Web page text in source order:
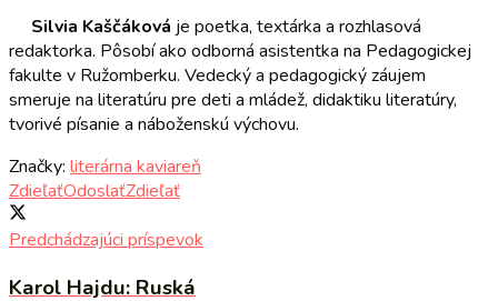
Silvia Kaščáková je poetka, textárka a rozhlasová
redaktorka. Pôsobí ako odborná asistentka na Pedagogickej
fakulte v Ružomberku. Vedecký a pedagogický záujem
smeruje na literatúru pre deti a mládež, didaktiku literatúry,
tvorivé písanie a náboženskú výchovu.
Značky: literárna kaviareň
ZdieľaťOdoslaťZdieľať
Predchádzajúci príspevok
Karol Hajdu: Ruská